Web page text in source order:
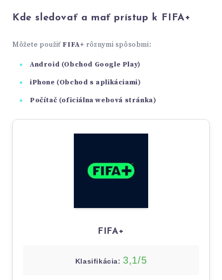
Kde sledovať a mať prístup k FIFA+
Môžete použiť FIFA+ rôznymi spôsobmi:
Android (Obchod Google Play)
iPhone (Obchod s aplikáciami)
Počítač (oficiálna webová stránka)
FIFA+
Klasifikácia: 3,1/5